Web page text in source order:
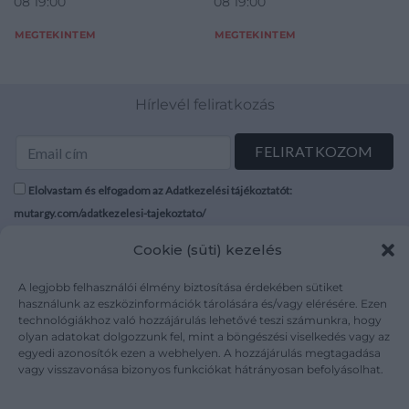
Cookie (süti) kezelés
A legjobb felhasználói élmény biztosítása érdekében sütiket
használunk az eszközinformációk tárolására és/vagy elérésére. Ezen
technológiákhoz való hozzájárulás lehetővé teszi számunkra, hogy
olyan adatokat dolgozzunk fel, mint a böngészési viselkedés vagy az
egyedi azonosítók ezen a webhelyen. A hozzájárulás megtagadása
vagy visszavonása bizonyos funkciókat hátrányosan befolyásolhat.
MEGTEKINTEM MEGTEKINTEM
Hírlevél feliratkozás
Elolvastam és elfogadom az Adatkezelési tájékoztatót:
mutargy.com/adatkezelesi-tajekoztato/
Médiaajánlat
Karrier
Kapcsolat
Áraink
ÁSZF
Adatvédelem
Impresszum